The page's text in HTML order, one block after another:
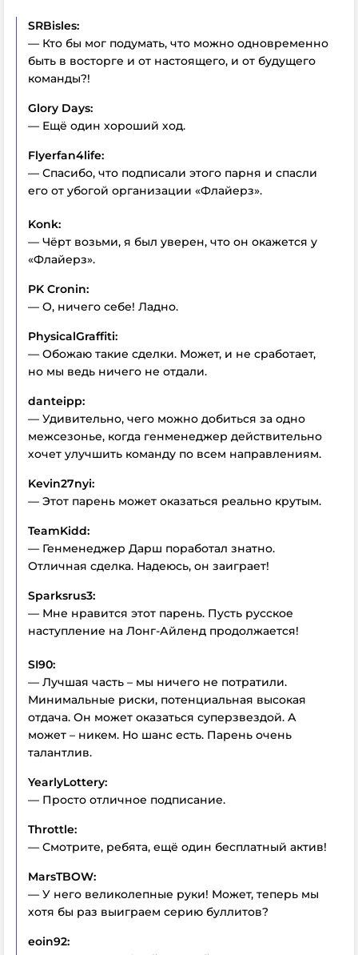
SRBisles:
— Кто бы мог подумать, что можно одновременно
быть в восторге и от настоящего, и от будущего
команды?!
Glory Days:
— Ещё один хороший ход.
Flyerfan4life:
— Спасибо, что подписали этого парня и спасли
его от убогой организации «Флайерз».
Konk:
— Чёрт возьми, я был уверен, что он окажется у
«Флайерз».
PK Cronin:
— О, ничего себе! Ладно.
PhysicalGraffiti:
— Обожаю такие сделки. Может, и не сработает,
но мы ведь ничего не отдали.
danteipp:
— Удивительно, чего можно добиться за одно
межсезонье, когда генменеджер действительно
хочет улучшить команду по всем направлениям.
Kevin27nyi:
— Этот парень может оказаться реально крутым.
TeamKidd:
— Генменеджер Дарш поработал знатно.
Отличная сделка. Надеюсь, он заиграет!
Sparksrus3:
— Мне нравится этот парень. Пусть русское
наступление на Лонг-Айленд продолжается!
SI90:
— Лучшая часть – мы ничего не потратили.
Минимальные риски, потенциальная высокая
отдача. Он может оказаться суперзвездой. А
может – никем. Но шанс есть. Парень очень
талантлив.
YearlyLottery:
— Просто отличное подписание.
Throttle:
— Смотрите, ребята, ещё один бесплатный актив!
MarsTBOW:
— У него великолепные руки! Может, теперь мы
хотя бы раз выиграем серию буллитов?
eoin92: